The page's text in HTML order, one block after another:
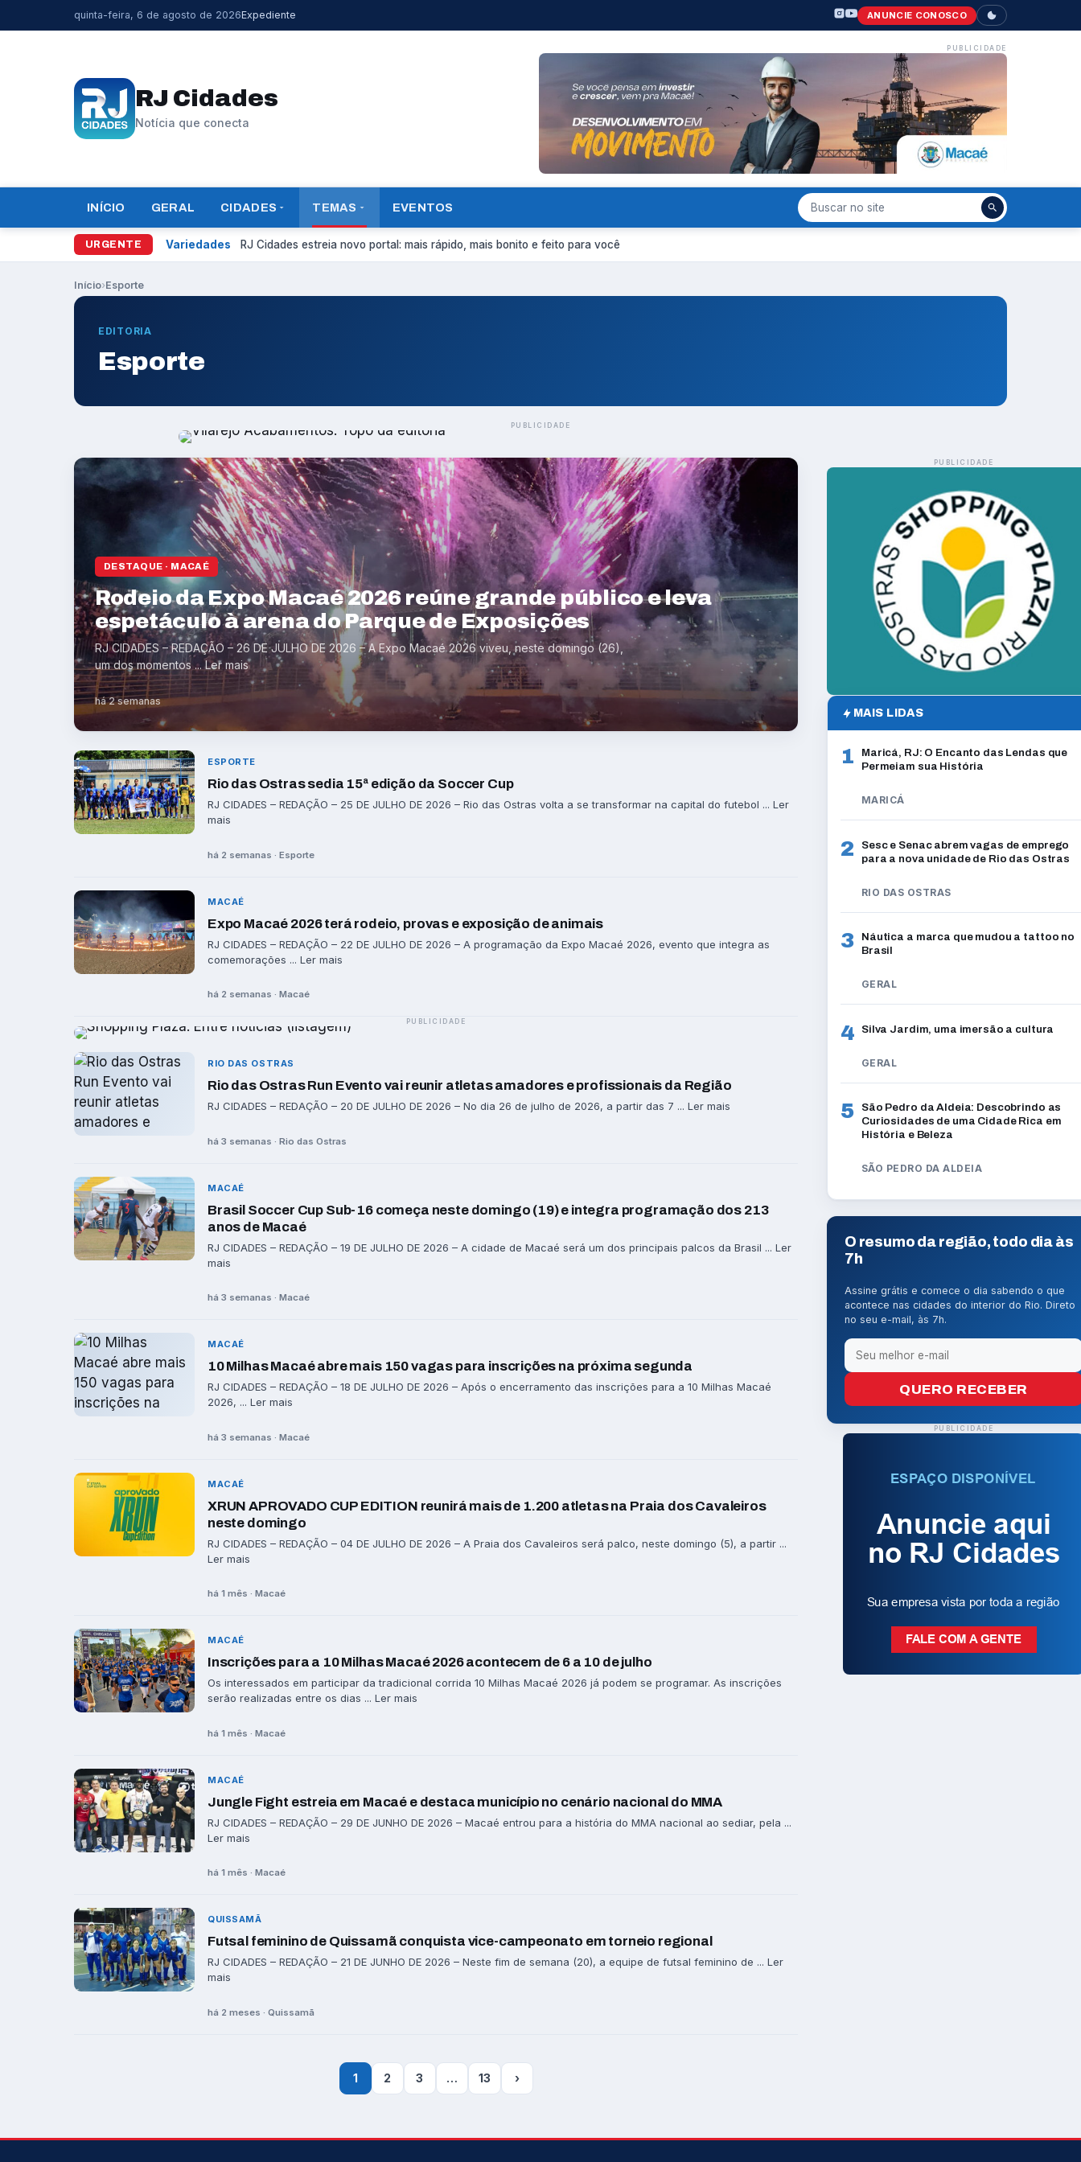
quinta-feira, 6 de agosto de 2026Expediente ANUNCIE CONOSCO
RJ Cidades
Notícia que conecta
PUBLICIDADE
INÍCIO GERAL CIDADES TEMAS EVENTOS
URGENTE Variedades RJ Cidades estreia novo portal: mais rápido, mais bonito e feito para você
Início›Esporte
EDITORIA
Esporte
PUBLICIDADE
DESTAQUE · MACAÉ
Rodeio da Expo Macaé 2026 reúne grande público e leva
espetáculo à arena do Parque de Exposições
RJ CIDADES – REDAÇÃO – 26 DE JULHO DE 2026 – A Expo Macaé 2026 viveu, neste domingo (26),
um dos momentos ... Ler mais
há 2 semanas
ESPORTE
Rio das Ostras sedia 15ª edição da Soccer Cup
RJ CIDADES – REDAÇÃO – 25 DE JULHO DE 2026 – Rio das Ostras volta a se transformar na capital do futebol ... Ler
mais
há 2 semanas · Esporte
MACAÉ
Expo Macaé 2026 terá rodeio, provas e exposição de animais
RJ CIDADES – REDAÇÃO – 22 DE JULHO DE 2026 – A programação da Expo Macaé 2026, evento que integra as
comemorações ... Ler mais
há 2 semanas · Macaé
PUBLICIDADE
RIO DAS OSTRAS
Rio das Ostras Run Evento vai reunir atletas amadores e profissionais da Região
RJ CIDADES – REDAÇÃO – 20 DE JULHO DE 2026 – No dia 26 de julho de 2026, a partir das 7 ... Ler mais
há 3 semanas · Rio das Ostras
MACAÉ
Brasil Soccer Cup Sub-16 começa neste domingo (19) e integra programação dos 213
anos de Macaé
RJ CIDADES – REDAÇÃO – 19 DE JULHO DE 2026 – A cidade de Macaé será um dos principais palcos da Brasil ... Ler
mais
há 3 semanas · Macaé
MACAÉ
10 Milhas Macaé abre mais 150 vagas para inscrições na próxima segunda
RJ CIDADES – REDAÇÃO – 18 DE JULHO DE 2026 – Após o encerramento das inscrições para a 10 Milhas Macaé
2026, ... Ler mais
há 3 semanas · Macaé
MACAÉ
XRUN APROVADO CUP EDITION reunirá mais de 1.200 atletas na Praia dos Cavaleiros
neste domingo
RJ CIDADES – REDAÇÃO – 04 DE JULHO DE 2026 – A Praia dos Cavaleiros será palco, neste domingo (5), a partir ...
Ler mais
há 1 mês · Macaé
MACAÉ
Inscrições para a 10 Milhas Macaé 2026 acontecem de 6 a 10 de julho
Os interessados em participar da tradicional corrida 10 Milhas Macaé 2026 já podem se programar. As inscrições
serão realizadas entre os dias ... Ler mais
há 1 mês · Macaé
MACAÉ
Jungle Fight estreia em Macaé e destaca município no cenário nacional do MMA
RJ CIDADES – REDAÇÃO – 29 DE JUNHO DE 2026 – Macaé entrou para a história do MMA nacional ao sediar, pela ...
Ler mais
há 1 mês · Macaé
QUISSAMÃ
Futsal feminino de Quissamã conquista vice-campeonato em torneio regional
RJ CIDADES – REDAÇÃO – 21 DE JUNHO DE 2026 – Neste fim de semana (20), a equipe de futsal feminino de ... Ler
mais
há 2 meses · Quissamã
1 2 3 … 13 ›
PUBLICIDADE
MAIS LIDAS
1
Maricá, RJ: O Encanto das Lendas que
Permeiam sua História
MARICÁ
2
Sesc e Senac abrem vagas de emprego
para a nova unidade de Rio das Ostras
RIO DAS OSTRAS
3
Náutica a marca que mudou a tattoo no
Brasil
GERAL
4 Silva Jardim, uma imersão a cultura
GERAL
5
São Pedro da Aldeia: Descobrindo as
Curiosidades de uma Cidade Rica em
História e Beleza
SÃO PEDRO DA ALDEIA
O resumo da região, todo dia às
7h
Assine grátis e comece o dia sabendo o que
acontece nas cidades do interior do Rio. Direto
no seu e-mail, às 7h.
QUERO RECEBER
PUBLICIDADE